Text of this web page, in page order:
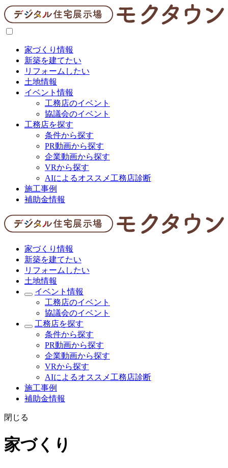
家づくり情報
新築を建てたい
リフォームしたい
土地情報
イベント情報
工務店のイベント
協議会のイベント
工務店を探す
条件から探す
PR動画から探す
企業動画から探す
VRから探す
AIによるオススメ工務店診断
施工事例
補助金情報
家づくり情報
新築を建てたい
リフォームしたい
土地情報
イベント情報
工務店のイベント
協議会のイベント
工務店を探す
条件から探す
PR動画から探す
企業動画から探す
VRから探す
AIによるオススメ工務店診断
施工事例
補助金情報
閉じる
家づくり